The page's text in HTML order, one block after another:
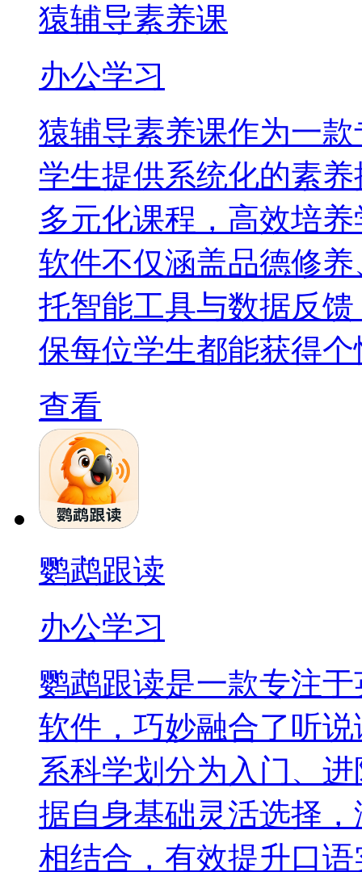
猿辅导素养课
办公学习
猿辅导素养课作为一
学生提供系统化的素
多元化课程，高效培
软件不仅涵盖品德修
托智能工具与数据反
保每位学生都能获得
查看
鹦鹉跟读
办公学习
鹦鹉跟读是一款专注
软件，巧妙融合了听
系科学划分为入门、
据自身基础灵活选择
相结合，有效提升口